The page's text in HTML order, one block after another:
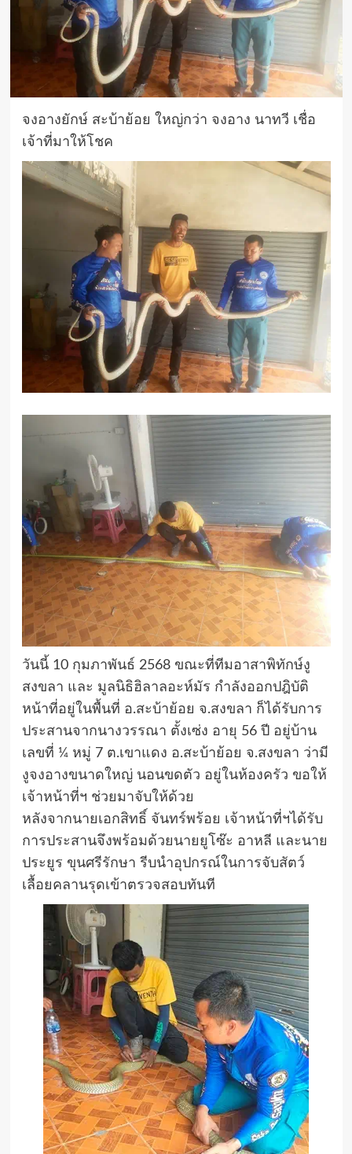
จงอางยักษ์ สะบ้าย้อย ใหญ่กว่า จงอาง นาทวี เชื่อ
เจ้าที่มาให้โชค
วันนี้ 10 กุมภาพันธ์ 2568 ขณะที่ทีมอาสาพิทักษ์งู
สงขลา และ มูลนิธิฮิลาลอะห์มัร กำลังออกปฎิบัติ
หน้าที่อยู่ในพื้นที่ อ.สะบ้าย้อย จ.สงขลา ก็ได้รับการ
ประสานจากนางวรรณา ตั้งเซ่ง อายุ 56 ปี อยู่บ้าน
เลขที่ ¼ หมู่ 7 ต.เขาแดง อ.สะบ้าย้อย จ.สงขลา ว่ามี
งูจงอางขนาดใหญ่ นอนขดตัว อยู่ในห้องครัว ขอให้
เจ้าหน้าที่ฯ ช่วยมาจับให้ด้วย
หลังจากนายเอกสิทธิ์ จันทร์พร้อย เจ้าหน้าที่ฯได้รับ
การประสานจึงพร้อมด้วยนายยูโซ๊ะ อาหลี และนาย
ประยูร ขุนศรีรักษา รีบนำอุปกรณ์ในการจับสัตว์
เลื้อยคลานรุดเข้าตรวจสอบทันที